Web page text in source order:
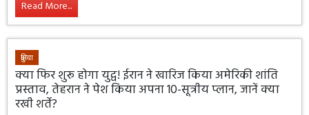
Read More...
दुनिया
क्या फिर शुरू होगा युद्व! ईरान ने खारिज किया अमेरिकी शांति
प्रस्ताव, तेहरान ने पेश किया अपना 10-सूत्रीय प्लान, जानें क्या
रखी शर्ते?